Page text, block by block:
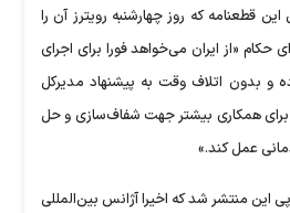
قطعنامه که روز چهارشنبه رویترز آن را
«از ایران می‌خواهد فورا برای اجرای
و بدون اتلاف وقت به پیشنهاد مدیرکل
برای همکاری بیشتر جهت شفاف‌سازی و حل
عمل کند.»
این منتشر شد که اخیرا آژانس بین‌المللی